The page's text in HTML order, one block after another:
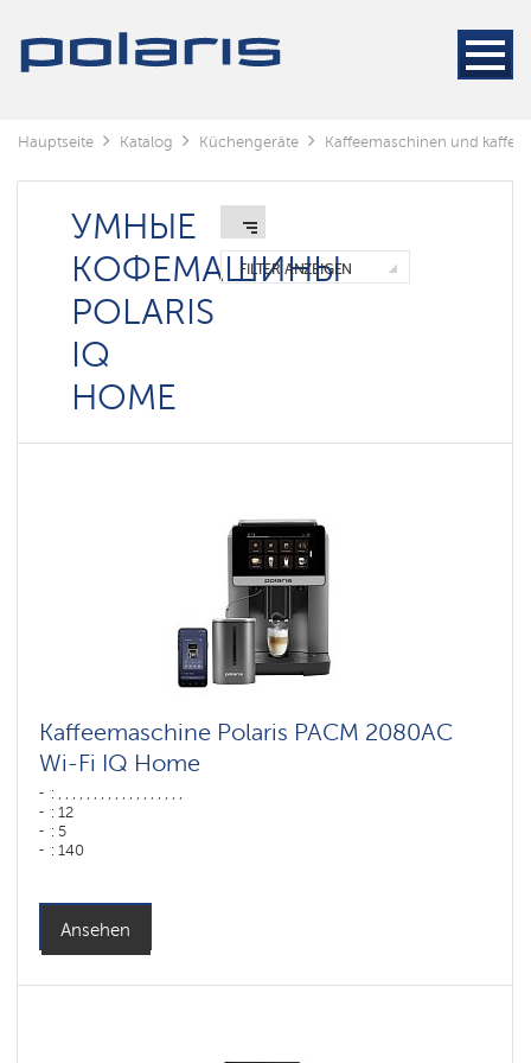
Hauptseite Katalog Küchengeräte Kaffeemaschinen und
УМНЫЕ
КОФЕМАШИНЫ
POLARIS
IQ
HOME
FILTER ANZEIGEN
Kaffeemaschine Polaris PACM 2080AC
Wi-Fi IQ Home
: , , , , , , , , , , , , , , , , , ,
: 12
: 5
: 140
Farbe: Графит
Leistung, W: 1500 W
Ansehen
Кофемашины
Аксессуары
кофемашинам
кофемашины